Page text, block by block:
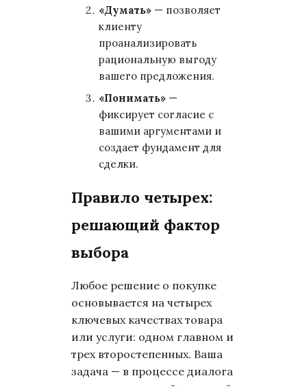
«Думать» — позволяет
клиенту
проанализировать
рациональную выгоду
вашего предложения.
«Понимать» —
фиксирует согласие с
вашими аргументами и
создает фундамент для
сделки.
Правило четырех:
решающий фактор
выбора
Любое решение о покупке
основывается на четырех
ключевых качествах товара
или услуги: одном главном и
трех второстепенных. Ваша
задача — в процессе диалога